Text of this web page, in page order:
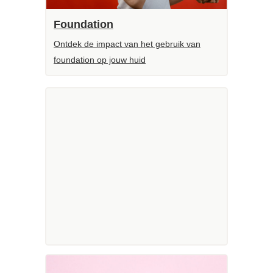
Foundation
Ontdek de impact van het gebruik van
foundation op jouw huid